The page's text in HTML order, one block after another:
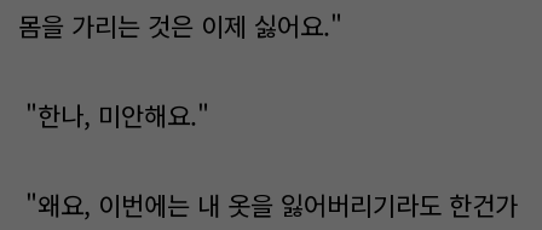
몸을 가리는 것은 이제 싫어요."
"한나, 미안해요."
"왜요, 이번에는 내 옷을 잃어버리기라도 한건가